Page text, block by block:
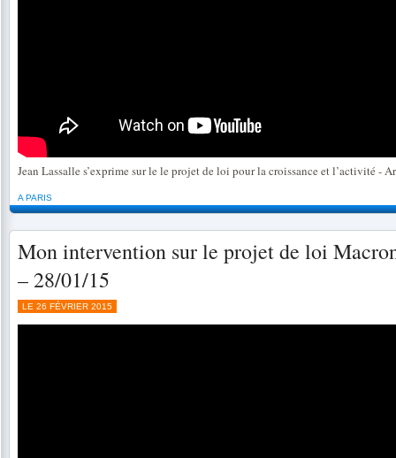
Jean Lassalle s’exprime sur le le projet de loi pour la croissance et l’activité -
A PARIS
Mon intervention sur le projet de loi
– 28/01/15
LE 26 FÉVRIER 2015